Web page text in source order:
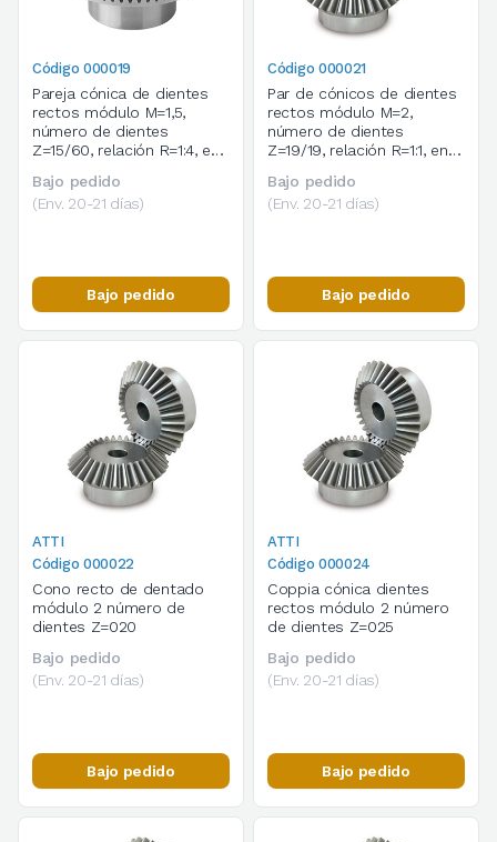
Código 000019
Pareja cónica de dientes
rectos módulo M=1,5,
número de dientes
Z=15/60, relación R=1:4, en
Bajo pedido
(Env. 20-21 días)
Bajo pedido
Código 000021
Par de cónicos de dientes
rectos módulo M=2,
número de dientes
Z=19/19, relación R=1:1, en
Bajo pedido
(Env. 20-21 días)
Bajo pedido
ATTI
Código 000022
Cono recto de dentado
módulo 2 número de
dientes Z=020
Bajo pedido
(Env. 20-21 días)
Bajo pedido
ATTI
Código 000024
Coppia cónica dientes
rectos módulo 2 número
de dientes Z=025
Bajo pedido
(Env. 20-21 días)
Bajo pedido